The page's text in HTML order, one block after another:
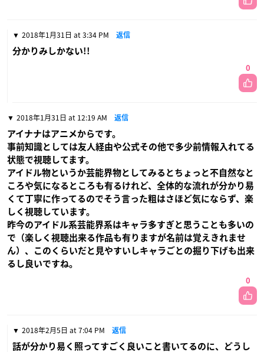
2018年1月31日 at 3:34 PM 返信
分かりみしかない!!
0
2018年1月31日 at 12:19 AM 返信
アイナナはアニメからです。
事前知識としては友人経由や公式その他で多少前情報入れてる
状態で視聴してます。
アイドル物というか芸能界物としてみるとちょっと不自然なと
ころや気になるところも有るけれど、全体的な流れが分かり易
くて丁寧に作ってるのでそう言った粗はさほど気にならず、楽
しく視聴しています。
昨今のアイドル系芸能界系はキャラ多すぎと思うことも多いの
で（楽しく視聴出来る作品も有りますが名前は覚えきれませ
ん）、このくらいだと見やすいしキャラごとの掘り下げも出来
るし良いですね。
0
2018年2月5日 at 7:04 PM 返信
話が分かり易く照ってすごく良いこと書いてるのに、どうし